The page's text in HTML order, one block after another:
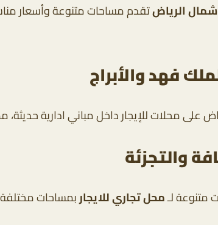
شمال الرياضتقدم مساحات متنوعة وأسعار
فهد والأبراج
على محلات للإيجار داخل مباني ادارية
والتجزئة
متنوعة لـمحل تجاري للايجاربمساحات